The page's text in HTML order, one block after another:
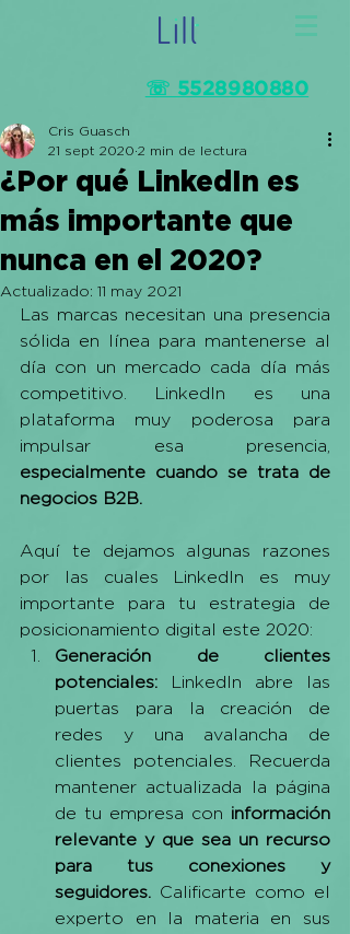
☏ 5528980880
¿Por qué LinkedIn es
más importante que
nunca en el 2020?
Cris Guasch
21 sept 2020 2 min de lectura
Actualizado: 11 may 2021
Las marcas necesitan una presencia
sólida en línea para mantenerse al
día con un mercado cada día más
competitivo. LinkedIn es una
plataforma muy poderosa para
especialmente cuando se trata de
negocios B2B.
Aquí te dejamos algunas razones
por las cuales LinkedIn es muy
importante para tu estrategia de
posicionamiento digital este 2020:
Generación de clientes
potenciales: LinkedIn abre las
puertas para la creación de
redes y una avalancha de
clientes potenciales. Recuerda
mantener actualizada la página
de tu empresa con información
relevante y que sea un recurso
para tus conexiones y
seguidores. Calificarte como el
experto en la materia en sus